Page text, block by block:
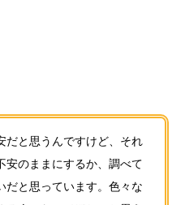
だと思うんですけど、それ
安のままにするか、調べて
だと思っています。色々な